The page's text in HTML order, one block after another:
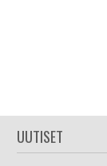
UUTISET